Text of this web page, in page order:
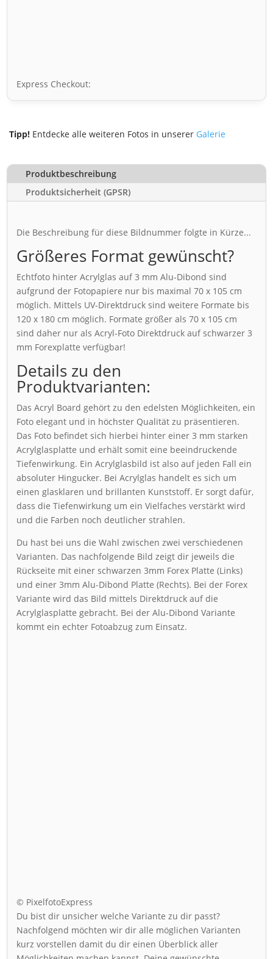
Express Checkout:
Tipp! Entdecke alle weiteren Fotos in unserer Galerie
Produktbeschreibung
Produktsicherheit (GPSR)
Die Beschreibung für diese Bildnummer folgte in Kürze...
Größeres Format gewünscht?
Echtfoto hinter Acrylglas auf 3 mm Alu-Dibond sind
aufgrund der Fotopapiere nur bis maximal 70 x 105 cm
möglich. Mittels UV-Direktdruck sind weitere Formate bis
120 x 180 cm möglich. Formate größer als 70 x 105 cm
sind daher nur als Acryl-Foto Direktdruck auf schwarzer 3
mm Forexplatte verfügbar!
Details zu den
Produktvarianten:
Das Acryl Board gehört zu den edelsten Möglichkeiten, ein
Foto elegant und in höchster Qualität zu präsentieren.
Das Foto befindet sich hierbei hinter einer 3 mm starken
Acrylglasplatte und erhält somit eine beeindruckende
Tiefenwirkung. Ein Acrylglasbild ist also auf jeden Fall ein
absoluter Hingucker. Bei Acrylglas handelt es sich um
einen glasklaren und brillanten Kunststoff. Er sorgt dafür,
dass die Tiefenwirkung um ein Vielfaches verstärkt wird
und die Farben noch deutlicher strahlen.
Du hast bei uns die Wahl zwischen zwei verschiedenen
Varianten. Das nachfolgende Bild zeigt dir jeweils die
Rückseite mit einer schwarzen 3mm Forex Platte (Links)
und einer 3mm Alu-Dibond Platte (Rechts). Bei der Forex
Variante wird das Bild mittels Direktdruck auf die
Acrylglasplatte gebracht. Bei der Alu-Dibond Variante
kommt ein echter Fotoabzug zum Einsatz.
© PixelfotoExpress
Du bist dir unsicher welche Variante zu dir passt?
Nachfolgend möchten wir dir alle möglichen Varianten
kurz vorstellen damit du dir einen Überblick aller